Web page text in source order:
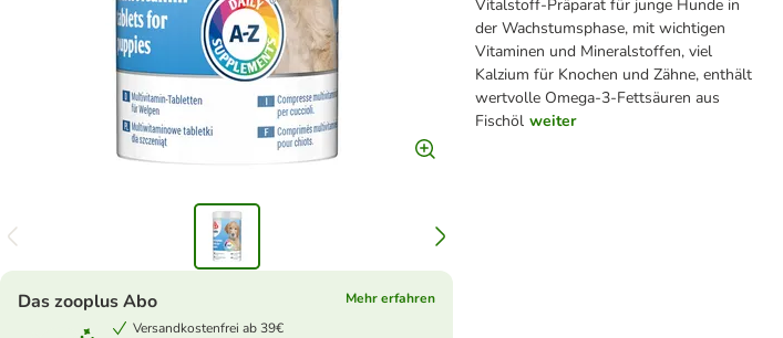
Vitalstoff-Präparat für junge Hunde in
der Wachstumsphase, mit wichtigen
Vitaminen und Mineralstoffen, viel
Kalzium für Knochen und Zähne, enthält
wertvolle Omega-3-Fettsäuren aus
Fischöl weiter
Das zooplus Abo
Mehr erfahren
Versandkostenfrei ab 39€